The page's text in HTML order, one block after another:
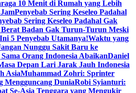
10 Menit di Rumah yang Lebih
Sering Keseleo Padahal
Sering Keseleo Padahal Gak
Berat Badan Gak Turun-Turun Meski
5 Penyebab Utamanya!Waktu yang
Nunggu Sakit Baru ke
Orang Indonesia AbaikanDaniel
Depan Lari Jarak Jauh Indonesia
AsiaMuhammad Zohri: Sprinter
Mengguncang DuniaRobi Syianturi:
Se-Asia Tenggara yang Mengukir